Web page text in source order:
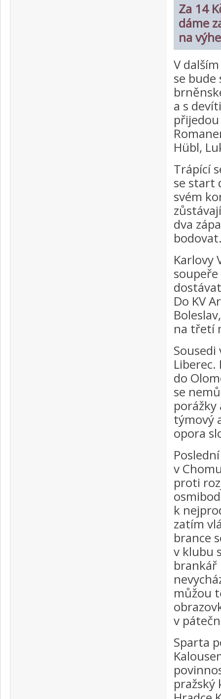
Za 14
dáme
na
V
se
a s
Hübl,
Trápící
se start
svém
dva
Karlovy
Do KV
na třetí
do
se
porážky
týmový
opora
v
proti
k
zatím
brance
v klubu
brankář
můžou
v
Sparta
pražský